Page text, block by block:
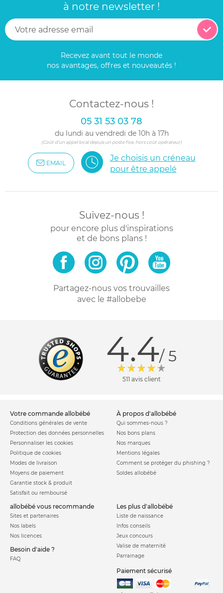
à notre newsletter !
Recevez avant tout le monde
nos avantages, offres et nouveautés !
Contactez-nous !
05 31 53 03 78
du lundi au vendredi de 10h à 17h
(Coût d'un appel local depuis un poste fixe, hors coût opérateur)
EMAIL
Je choisis un créneau
pour être appelé
Suivez-nous !
pour encore plus d'inspirations
et de bons plans !
Partagez-nous vos trouvailles
avec le #allobebe
4.4/ 5
511 avis client
votre commande allobébé
Conditions générales de vente
Protection des données personnelles
Personnaliser les cookies
Politique de cookies
Modes de livraison
Moyens de paiement
Garantie stock & produit
Satisfait ou remboursé
à propos d'allobébé
Qui sommes-nous ?
Nos bons plans
Nos marques
Mentions légales
Comment se protéger du phishing ?
Soldes allobébé
allobébé vous recommande
Sites et partenaires
Nos labels
Nos licences
Besoin d'aide ?
FAQ
les plus d'allobébé
Liste de naissance
Infos conseils
Jeux concours
Valise de maternité
Parrainage
Paiement sécurisé